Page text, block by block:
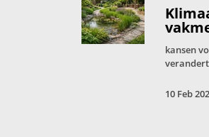
kansen
10 Feb